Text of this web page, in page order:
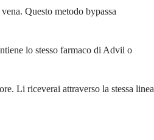
Questo metodo bypassa
lo stesso farmaco di Advil o
Li riceverai attraverso la stessa linea